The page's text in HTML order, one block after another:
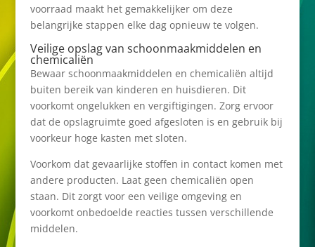
voorraad maakt het gemakkelijker om deze
belangrijke stappen elke dag opnieuw te volgen.
Veilige opslag van schoonmaakmiddelen en
chemicaliën
Bewaar schoonmaakmiddelen en chemicaliën altijd
buiten bereik van kinderen en huisdieren. Dit
voorkomt ongelukken en vergiftigingen. Zorg ervoor
dat de opslagruimte goed afgesloten is en gebruik bij
voorkeur hoge kasten met sloten.
Voorkom dat gevaarlijke stoffen in contact komen met
andere producten. Laat geen chemicaliën open
staan. Dit zorgt voor een veilige omgeving en
voorkomt onbedoelde reacties tussen verschillende
middelen.